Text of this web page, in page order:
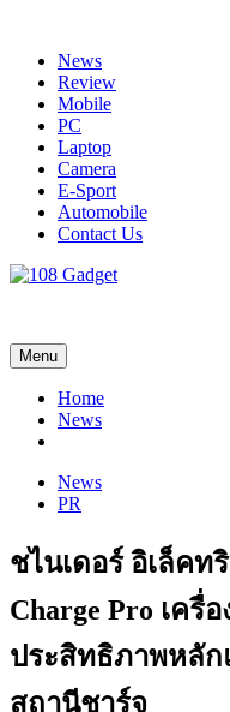
contentNews
Review
Mobile
PC
Laptop
Camera
E-Sport
Automobile
Contact Us
Menu
Home
News
News
PR
ชไนเดอร์ อิเล็คท
Charge Pro เครื่
ประสิทธิภาพหลัก
สถานีชาร์จ